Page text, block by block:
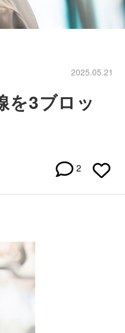
2025.05.21
を3ブロッ
2